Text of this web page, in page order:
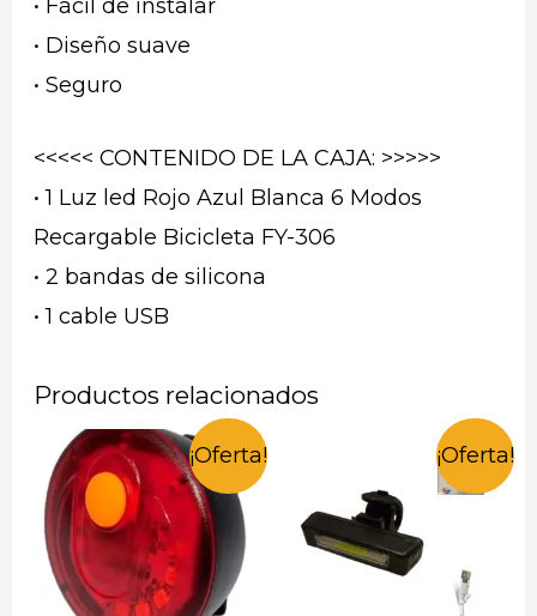
• Fácil de instalar
• Diseño suave
• Seguro
<<<<< CONTENIDO DE LA CAJA: >>>>>
• 1 Luz led Rojo Azul Blanca 6 Modos
Recargable Bicicleta FY-306
• 2 bandas de silicona
• 1 cable USB
Productos relacionados
¡Oferta! ¡Oferta!